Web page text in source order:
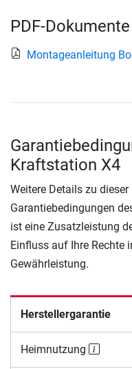
PDF-
Montageanleitung
Kraftstation X4
Weitere Details zu
Garantiebedingungen
ist eine Zusatzleistung
Einfluss auf Ihre Rechte
Gewährleistung.
Herstellergarantie
Heimnutzung